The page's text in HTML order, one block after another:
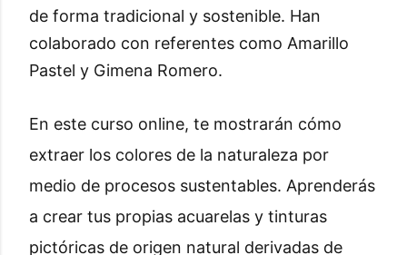
de forma tradicional y sostenible. Han
colaborado con referentes como Amarillo
Pastel y Gimena Romero.
En este curso online, te mostrarán cómo
extraer los colores de la naturaleza por
medio de procesos sustentables. Aprenderás
a crear tus propias acuarelas y tinturas
pictóricas de origen natural derivadas de